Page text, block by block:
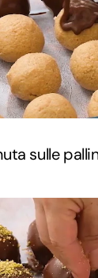
sulle